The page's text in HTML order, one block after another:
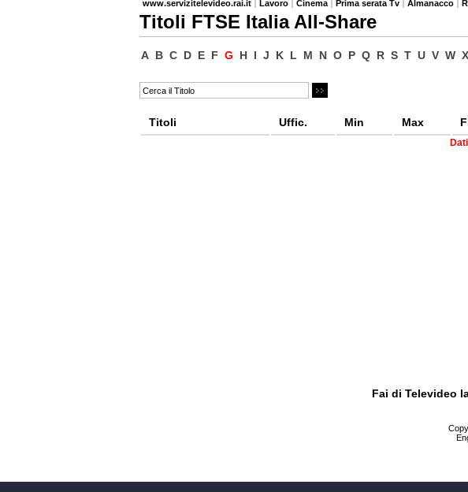
www.servizitelevideo.rai.it Lavoro Cinema Prima serata Tv Almanacco
Titoli FTSE Italia All-Share
A B C D E F G H I J K L M N O P Q R S T U V W X
Titoli Uffic. Min Max
Fai di Televideo